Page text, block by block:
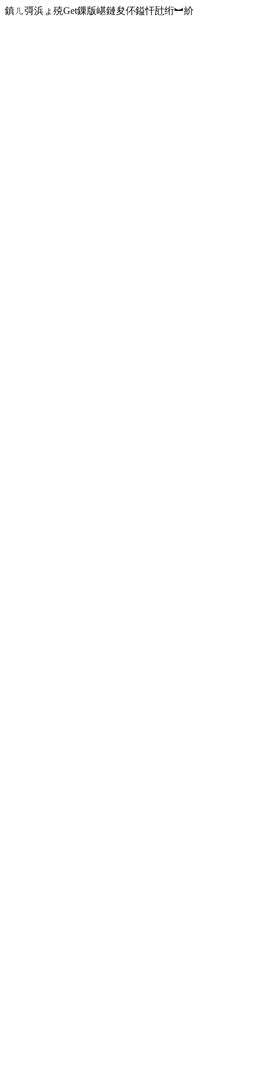
鎮ㄦ彁浜ょ殑Get鏁版嵁鏈夋伓鎰忓瓧绗︼紒